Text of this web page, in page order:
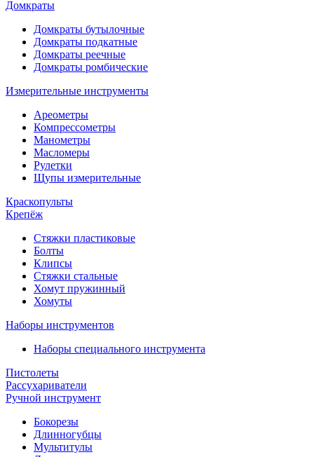
Домкраты
Домкраты бутылочные
Домкраты подкатные
Домкраты реечные
Домкраты ромбические
Измерительные инструменты
Ареометры
Компрессометры
Манометры
Масломеры
Рулетки
Щупы измерительные
Краскопульты
Крепёж
Стяжки пластиковые
Болты
Клипсы
Стяжки стальные
Хомут пружинный
Хомуты
Наборы инструментов
Наборы специального инструмента
Пистолеты
Рассухариватели
Ручной инструмент
Бокорезы
Длинногубцы
Мультитулы